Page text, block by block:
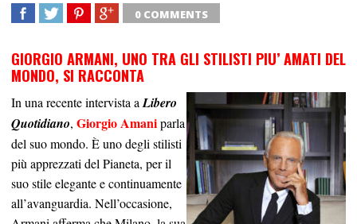
0 COMMENTS
GIORGIO ARMANI, UNO TRA GLI STILISTI PIU’ AMATI DEL
MONDO, SI RACCONTA
In una recente intervista aLibero
Quotidiano, Giorgio Amaniparla
del suo mondo. È uno degli stilisti
più apprezzati del Pianeta, per il
suo stile elegante e continuamente
all’avanguardia. Nell’occasione,